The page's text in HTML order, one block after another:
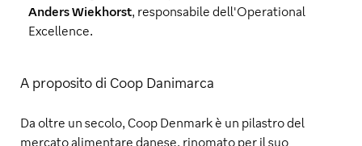
Anders Wiekhorst, responsabile dell'Operational
Excellence.
A proposito di Coop Danimarca
Da oltre un secolo, Coop Denmark è un pilastro del
mercato alimentare danese, rinomato per il suo